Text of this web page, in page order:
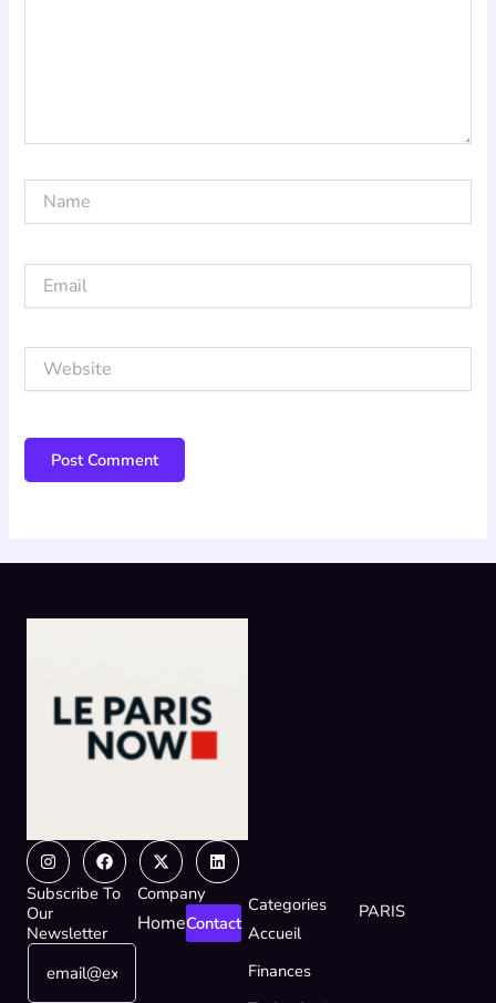
Website
InstagramFacebook
X-
twitter
Linkedin
Subscribe To
Our
Newsletter
*
m
E
a
Company
HomeContact
Categories
Accueil
Finances
PARIS